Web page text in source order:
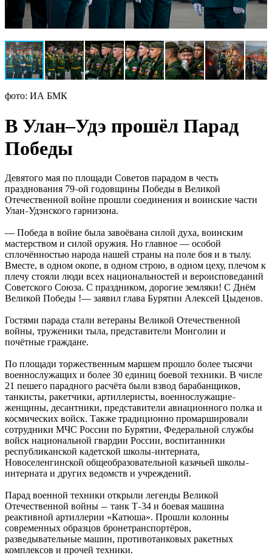
фото: ИА БМК
В Улан–Удэ прошёл Парад
Победы
Девятого мая по площади Советов парадом в честь
празднования 79–ой годовщины Победы в Великой
Отечественной войне прошли соединения и воинские части
Улан–Удэнского гарнизона.
— Победа в войне была завоёвана силой духа, воинским
мастерством и силой оружия. Но главное — особой
сплочённостью народа нашей страны на поле боя и в тылу.
Вместе, в одном окопе, в одном строю, в одном цеху, плечом к
плечу стояли люди всех национальностей и вероисповеданий
Советского Союза. С праздником, дорогие земляки! С Днём
Великой Победы !— заявил глава Бурятии Алексей Цыденов.
Гостями парада стали ветераны Великой Отечественной
войны, труженики тыла, представители Монголии и
почётные граждане.
По площади торжественным маршем прошло более тысячи
военнослужащих и более 30 единиц боевой техники. В числе
21 пешего парадного расчёта были взвод барабанщиков,
танкисты, ракетчики, артиллеристы, военнослужащие–
женщины, десантники, представители авиационного полка и
космических войск. Также традиционно промаршировали
сотрудники МЧС России по Бурятии, Федеральной службы
войск национальной гвардии России, воспитанники
республиканской кадетской школы–интерната,
Новоселенгинской общеобразовательной казачьей школы–
интерната и других ведомств и учреждений.
Парад военной техники открыли легенды Великой
Отечественной войны — танк Т–34 и боевая машина
реактивной артиллерии «Катюша». Прошли колонны
современных образцов бронетранспортёров,
разведывательные машин, противотанковых ракетных
комплексов и прочей техники.